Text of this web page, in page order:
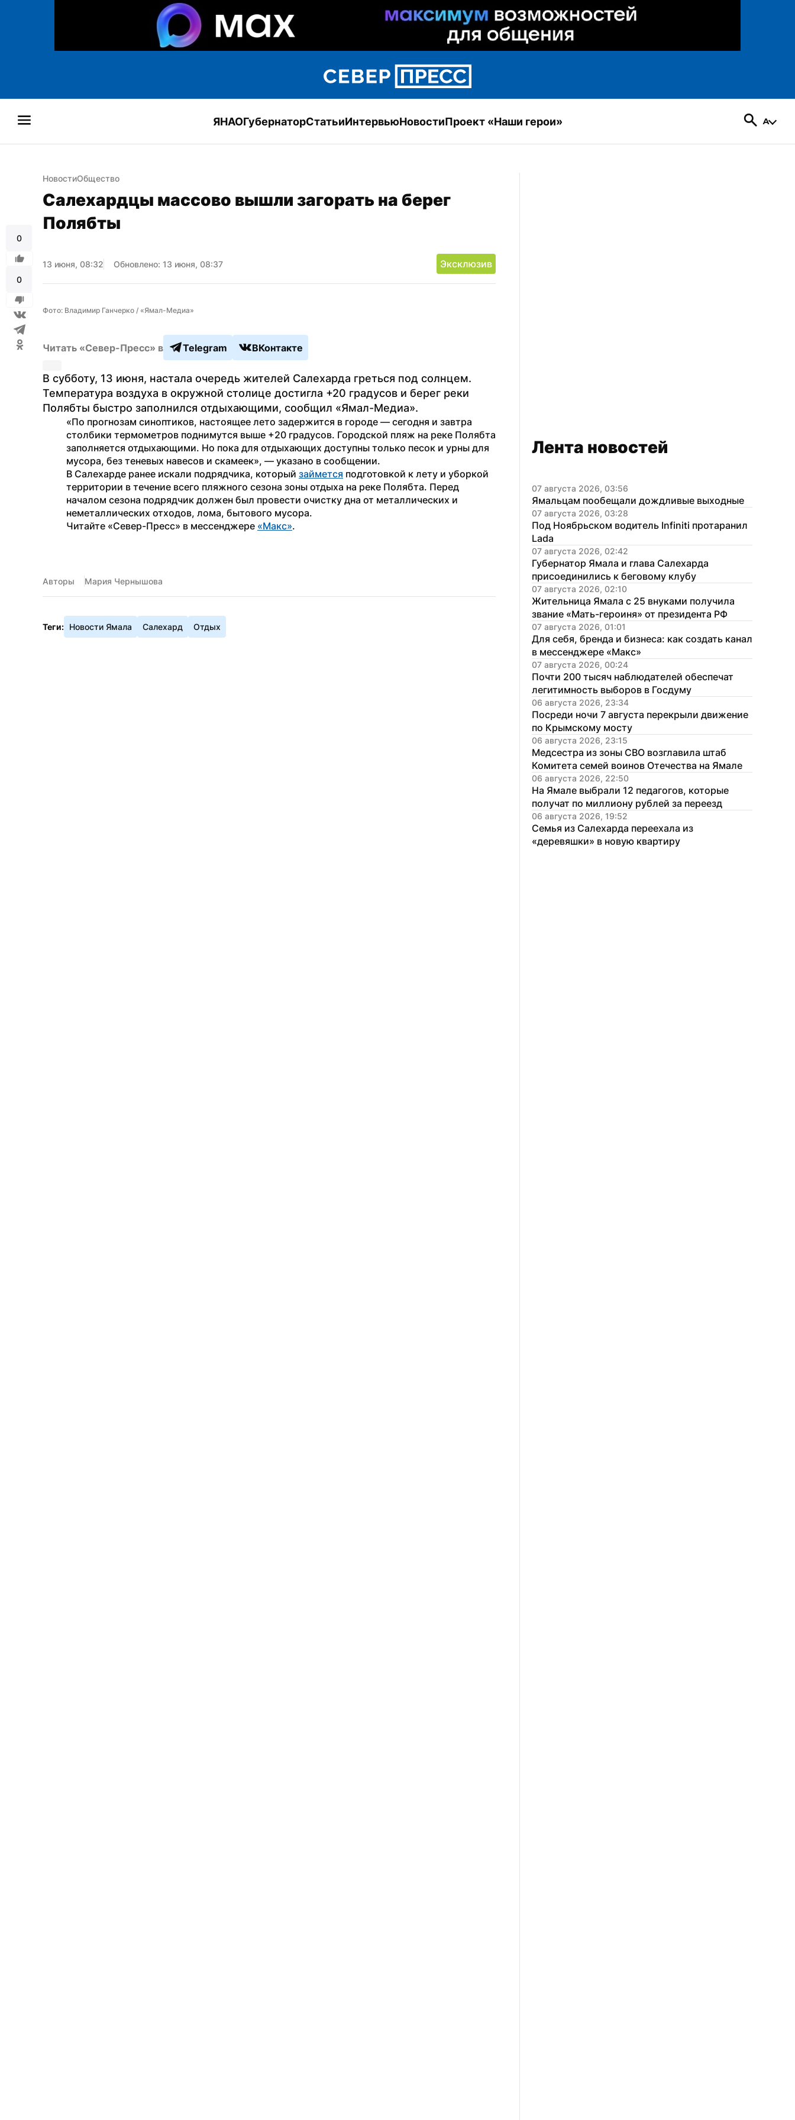
ЯНАОГубернаторСтатьиИнтервьюНовостиПроект «Наши герои»
0
0
НовостиОбщество
Салехардцы массово вышли загорать на берег
Полябты
13 июня, 08:32 Обновлено: 13 июня, 08:37 Эксклюзив
Фото: Владимир Ганчерко / «Ямал-Медиа»
Читать «Север-Пресс» в Telegram ВКонтакте
В субботу, 13 июня, настала очередь жителей Салехарда греться под солнцем.
Температура воздуха в окружной столице достигла +20 градусов и берег реки
Полябты быстро заполнился отдыхающими, сообщил «Ямал-Медиа».
«По прогнозам синоптиков, настоящее лето задержится в городе — сегодня и завтра
столбики термометров поднимутся выше +20 градусов. Городской пляж на реке Полябта
заполняется отдыхающими. Но пока для отдыхающих доступны только песок и урны для
мусора, без теневых навесов и скамеек», — указано в сообщении.
В Салехарде ранее искали подрядчика, который займется подготовкой к лету и уборкой
территории в течение всего пляжного сезона зоны отдыха на реке Полябта. Перед
началом сезона подрядчик должен был провести очистку дна от металлических и
неметаллических отходов, лома, бытового мусора.
Читайте «Север-Пресс» в мессенджере «Макс».
Авторы Мария Чернышова
Теги: Новости Ямала Салехард Отдых
Лента новостей
07 августа 2026, 03:56
Ямальцам пообещали дождливые выходные
07 августа 2026, 03:28
Под Ноябрьском водитель Infiniti протаранил
Lada
07 августа 2026, 02:42
Губернатор Ямала и глава Салехарда
присоединились к беговому клубу
07 августа 2026, 02:10
Жительница Ямала с 25 внуками получила
звание «Мать-героиня» от президента РФ
07 августа 2026, 01:01
Для себя, бренда и бизнеса: как создать канал
в мессенджере «Макс»
07 августа 2026, 00:24
Почти 200 тысяч наблюдателей обеспечат
легитимность выборов в Госдуму
06 августа 2026, 23:34
Посреди ночи 7 августа перекрыли движение
по Крымскому мосту
06 августа 2026, 23:15
Медсестра из зоны СВО возглавила штаб
Комитета семей воинов Отечества на Ямале
06 августа 2026, 22:50
На Ямале выбрали 12 педагогов, которые
получат по миллиону рублей за переезд
06 августа 2026, 19:52
Семья из Салехарда переехала из
«деревяшки» в новую квартиру